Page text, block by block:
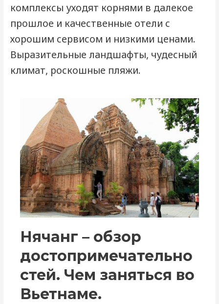
комплексы уходят корнями в далекое
прошлое и качественные отели с
хорошим сервисом и низкими ценами.
Выразительные ландшафты, чудесный
климат, роскошные пляжи.
Нячанг – обзор
достопримечательно
стей. Чем заняться во
Вьетнаме.